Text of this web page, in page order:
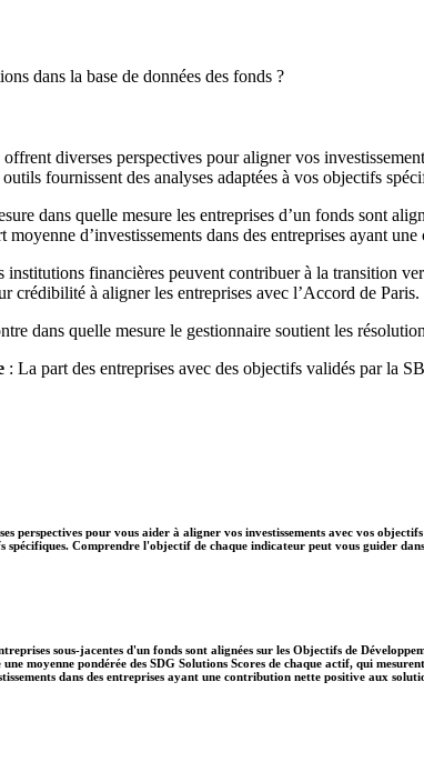
dans la base de données des fonds ?
diverses perspectives pour aligner vos
fournissent des analyses adaptées à vos objectifs
dans quelle mesure les entreprises d’un fonds sont
d’investissements dans des entreprises ayant
institutions financières peuvent contribuer à la transition
crédibilité à aligner les entreprises avec l’Accord de Paris.
dans quelle mesure le gestionnaire soutient les
: La part des entreprises avec des objectifs validés par la
perspectives pour vous aider à aligner vos investissements avec vos
Comprendre l'objectif de chaque indicateur peut vous guider
sous-jacentes d'un fonds sont alignées sur les Objectifs de
une moyenne pondérée des SDG Solutions Scores de chaque actif, qui
dans des entreprises ayant une contribution nette positive aux